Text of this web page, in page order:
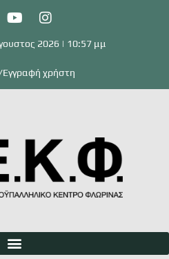
2026 | 10:57 μμ
χρήστη